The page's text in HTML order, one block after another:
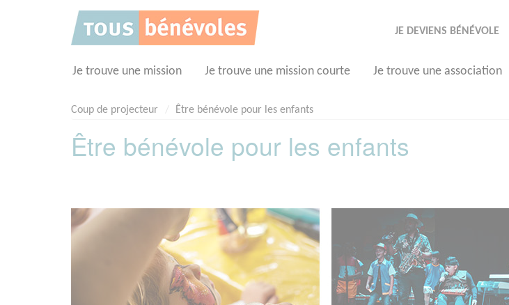
JE DEVIENS BÉNÉVOLE
Je trouve une mission Je trouve une mission courte Je trouve une association
Coup de projecteur Être bénévole pour les enfants
Être bénévole pour les enfants